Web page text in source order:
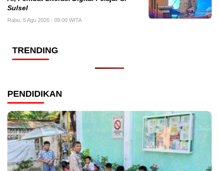
Sulsel
Rabu, 5 Agu 2026 - 09:00 WITA
TRENDING
PENDIDIKAN